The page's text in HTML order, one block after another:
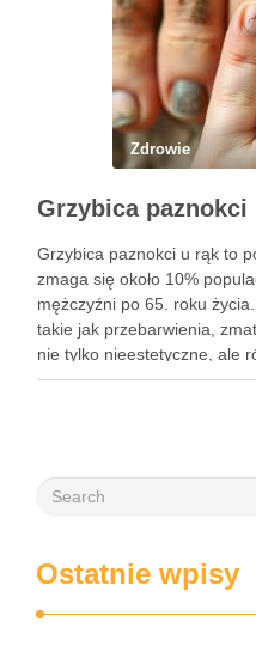
Zdrowie
Grzybica paznokci u rąk to
zmaga się około 10%
mężczyźni po 65. roku
takie jak przebarwienia,
nie tylko nieestetyczne, ale
konsekwencji zdrowotnych.
Ostatnie wpisy